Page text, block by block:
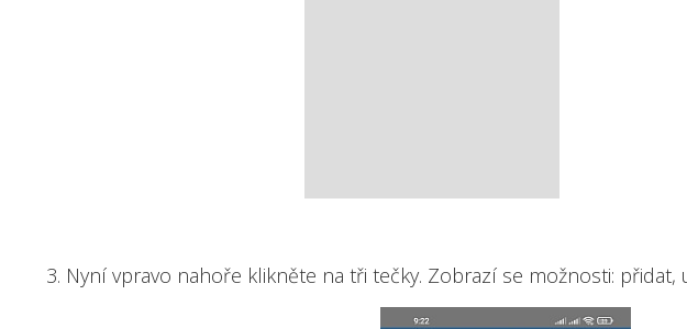
3. Nyní vpravo nahoře klikněte na tři tečky. Zobrazí se možnosti: přidat,